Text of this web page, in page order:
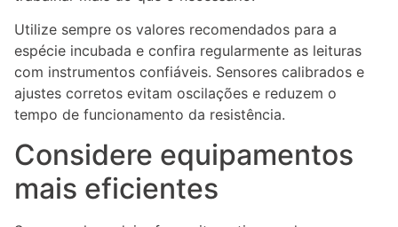
Utilize sempre os valores recomendados para a
espécie incubada e confira regularmente as leituras
com instrumentos confiáveis. Sensores calibrados e
ajustes corretos evitam oscilações e reduzem o
tempo de funcionamento da resistência.
Considere equipamentos
mais eficientes